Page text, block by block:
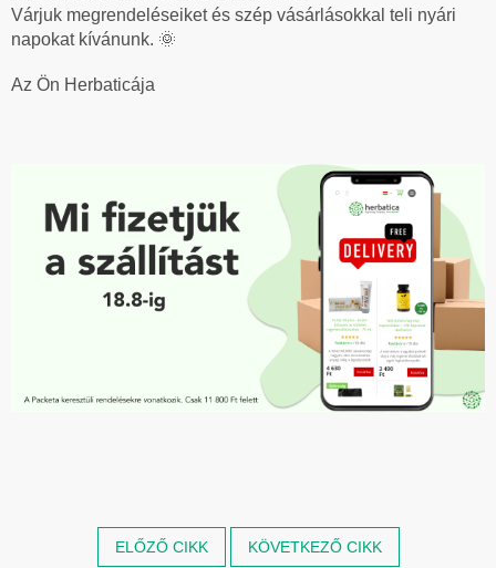
Várjuk megrendeléseiket és szép vásárlásokkal teli nyári
napokat kívánunk. 🌞
Az Ön Herbaticája
ELŐZŐ CIKK KÖVETKEZŐ CIKK